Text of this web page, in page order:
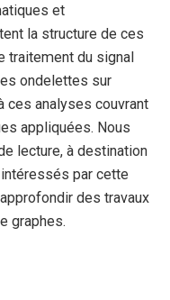
et
la structure de ces
traitement du signal
ondelettes sur
ces analyses couvrant
appliquées. Nous
lecture, à destination
par cette
des travaux
graphes.